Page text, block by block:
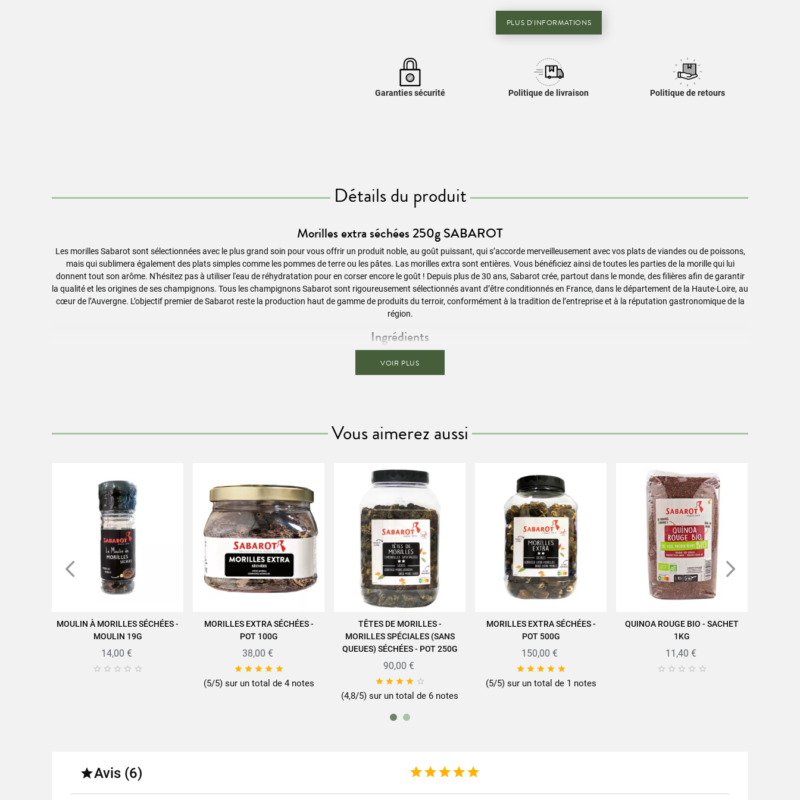
PLUS D'INFORMATIONS
Garanties sécurité Politique de livraison Politique de retours
Détails du produit
Morilles extra séchées 250g SABAROT
Les morilles Sabarot sont sélectionnées avec le plus grand soin pour vous offrir un produit noble, au goût puissant, qui s’accorde merveilleusement avec vos plats de viandes ou de poissons,
mais qui sublimera également des plats simples comme les pommes de terre ou les pâtes. Las morilles extra sont entières. Vous bénéficiez ainsi de toutes les parties de la morille qui lui
donnent tout son arôme. N'hésitez pas à utiliser l'eau de réhydratation pour en corser encore le goût ! Depuis plus de 30 ans, Sabarot crée, partout dans le monde, des filières afin de garantir
la qualité et les origines de ses champignons. Tous les champignons Sabarot sont rigoureusement sélectionnés avant d’être conditionnés en France, dans le département de la Haute-Loire, au
cœur de l’Auvergne. L’objectif premier de Sabarot reste la production haut de gamme de produits du terroir, conformément à la tradition de l’entreprise et à la réputation gastronomique de la
région.
Ingrédients
Conseils de préparation
Valeur énergétique
1377 kJ (285 kcal)
Dont acides gras saturés
Dont sucres
Fibres alimentaires
Protéines
Sel
Retrouvez toute la qualité et le savoir-faire des produits SABAROT sur www.sabarot.com/actualites-et-recettes/actus-recettes/recettes/
Fiche technique
VOIR PLUS
Vous aimerez aussi
AJOUTER AU PANIER
MOULIN À MORILLES SÉCHÉES -
MOULIN 19G
14,00 €
    
AJOUTER AU PANIER
MORILLES EXTRA SÉCHÉES -
POT 100G
38,00 €
    
(5/5) sur un total de 4 notes
AJOUTER AU PANIER
TÊTES DE MORILLES -
MORILLES SPÉCIALES (SANS
QUEUES) SÉCHÉES - POT 250G
90,00 €
    
(4,8/5) sur un total de 6 notes
AJOUTER AU PANIER
MORILLES EXTRA SÉCHÉES -
POT 500G
150,00 €
    
(5/5) sur un total de 1 notes
AJOUTER AU PANIER
QUINOA ROUGE BIO - SACHET
1KG
11,40 €
    
Avis (6)